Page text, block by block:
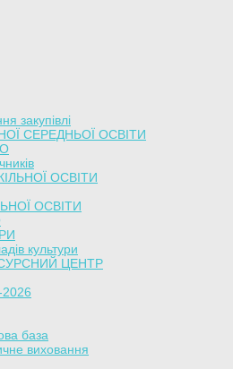
закупівлі
СЕРЕДНЬОЇ ОСВІТИ
ОСВІТИ
ОСВІТИ
культури
ЦЕНТР
база
виховання